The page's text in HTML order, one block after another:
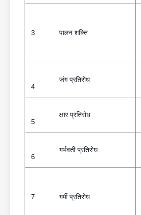
3 पालन ​​शक्ति
4
जंग प्रतिरोध
5
क्षार प्रतिरोध
6
गर्भवती प्रतिरोध
7 गर्मी प्रतिरोध